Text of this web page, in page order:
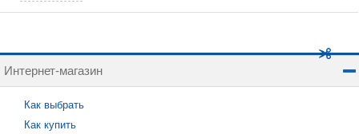
Интернет-магазин
Как выбрать
Как купить